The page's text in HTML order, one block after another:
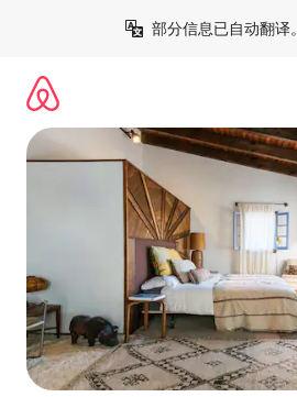
部分信息已自动翻译。